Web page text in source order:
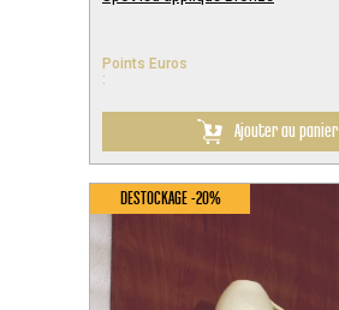
Points Euros
:
Ajouter au panier
DESTOCKAGE -20%